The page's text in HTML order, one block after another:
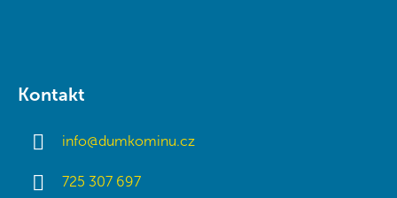
Kontakt
info@dumkominu.cz
725 307 697